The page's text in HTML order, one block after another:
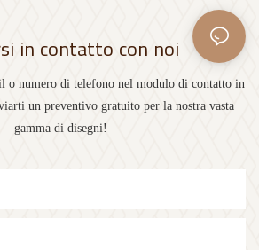
in contatto con noi
o numero di telefono nel modulo di contatto in
un preventivo gratuito per la nostra vasta
gamma di disegni!